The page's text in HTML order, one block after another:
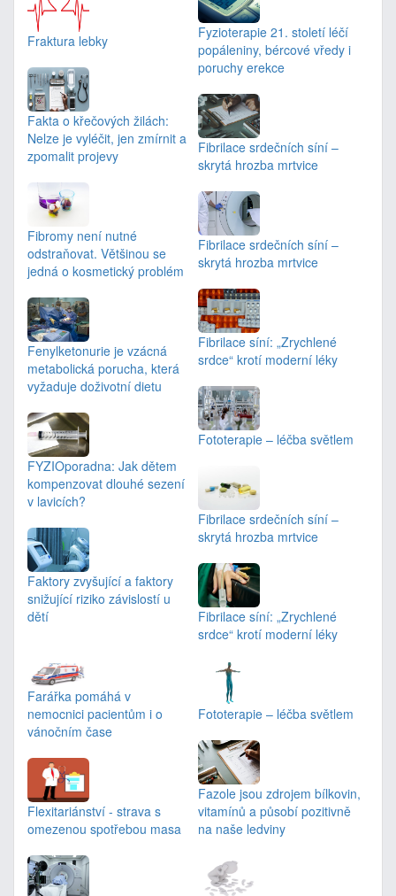
Fraktura lebky
Fakta o křečových žilách:
Nelze je vyléčit, jen zmírnit a
zpomalit projevy
Fibromy není nutné
odstraňovat. Většinou se
jedná o kosmetický problém
Fenylketonurie je vzácná
metabolická porucha, která
vyžaduje doživotní dietu
FYZIOporadna: Jak dětem
kompenzovat dlouhé sezení
v lavicích?
Faktory zvyšující a faktory
snižující riziko závislostí u
dětí
Farářka pomáhá v
nemocnici pacientům i o
vánočním čase
Flexitariánství - strava s
omezenou spotřebou masa
Fyzioterapie 21. století léčí
popáleniny, bércové vředy i
poruchy erekce
Fibrilace srdečních síní –
skrytá hrozba mrtvice
Fibrilace srdečních síní –
skrytá hrozba mrtvice
Fibrilace síní: „Zrychlené
srdce“ krotí moderní léky
Fototerapie – léčba světlem
Fibrilace srdečních síní –
skrytá hrozba mrtvice
Fibrilace síní: „Zrychlené
srdce“ krotí moderní léky
Fototerapie – léčba světlem
Fazole jsou zdrojem bílkovin,
vitamínů a působí pozitivně
na naše ledviny